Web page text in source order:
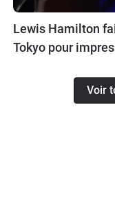
Lewis Hamilton
Tokyo pour
Voir